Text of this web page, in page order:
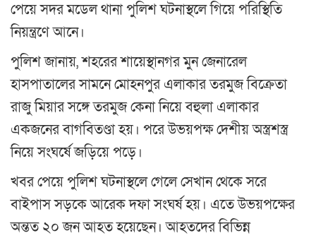
পেয়ে সদর মডেল থানা পুলিশ ঘটনাস্থলে গিয়ে পরিস্থিতি
নিয়ন্ত্রণে আনে।
পুলিশ জানায়, শহরের শায়েস্থানগর মুন জেনারেল
হাসপাতালের সামনে মোহনপুর এলাকার তরমুজ বিক্রেতা
রাজু মিয়ার সঙ্গে তরমুজ কেনা নিয়ে বহুলা এলাকার
একজনের বাগবিতণ্ডা হয়। পরে উভয়পক্ষ দেশীয় অস্ত্রশস্ত্র
নিয়ে সংঘর্ষে জড়িয়ে পড়ে।
খবর পেয়ে পুলিশ ঘটনাস্থলে গেলে সেখান থেকে সরে
বাইপাস সড়কে আরেক দফা সংঘর্ষ হয়। এতে উভয়পক্ষের
অন্তত ২০ জন আহত হয়েছেন। আহতদের বিভিন্ন